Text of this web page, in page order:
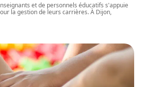
et de personnels éducatifs s'appuie
la gestion de leurs carrières. À Dijon,